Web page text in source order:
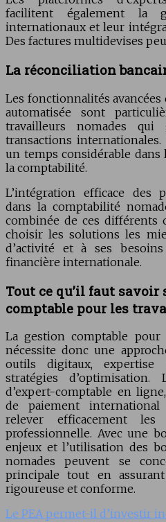
facilitent également la
internationaux et leur
Des factures multidevises
La réconciliation
Les fonctionnalités
automatisée sont
travailleurs nomades qui
transactions
un temps considérable
la comptabilité.
L’intégration efficace des
dans la comptabilité
combinée de ces différents
choisir les solutions les
d’activité et à ses
financière internationale.
Tout ce qu’il faut savoir
comptable pour les
La gestion comptable pour
nécessite donc une
outils digitaux,
stratégies d’optimisation.
d’expert-comptable en
de paiement
relever efficacement
professionnelle. Avec une
enjeux et l’utilisation des
nomades peuvent se
principale tout en
rigoureuse et conforme.
Le PEA permet-il d’investir